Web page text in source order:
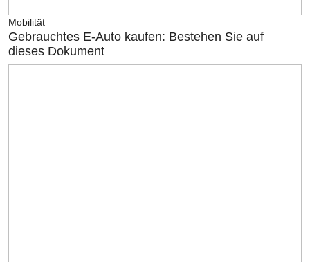
Mobilität
Gebrauchtes E-Auto kaufen: Bestehen Sie auf
dieses Dokument